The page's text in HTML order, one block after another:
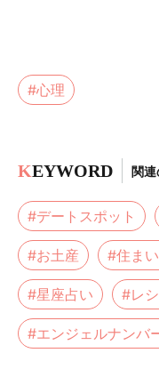
#心理
KEYWORD 関連
#デートスポット
#お土産 #住ま
#星座占い #レ
#エンジェルナンバ